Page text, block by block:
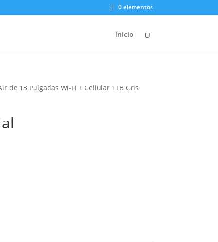
0 elementos
Inicio
de 13 Pulgadas Wi-Fi + Cellular 1TB Gris